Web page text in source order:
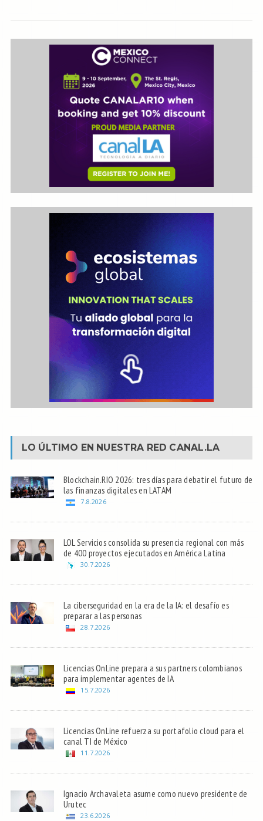
LO ÚLTIMO EN NUESTRA RED CANAL.LA
Blockchain.RIO 2026: tres días para debatir el futuro de
las finanzas digitales en LATAM
7.8.2026
LOL Servicios consolida su presencia regional con más
de 400 proyectos ejecutados en América Latina
30.7.2026
La ciberseguridad en la era de la IA: el desafío es
preparar a las personas
28.7.2026
Licencias OnLine prepara a sus partners colombianos
para implementar agentes de IA
15.7.2026
Licencias OnLine refuerza su portafolio cloud para el
canal TI de México
11.7.2026
Ignacio Archavaleta asume como nuevo presidente de
Urutec
23.6.2026